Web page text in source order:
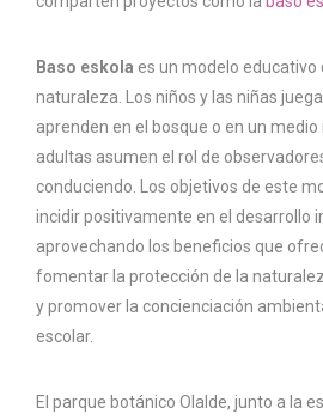
Baso eskola es un modelo educativo
naturaleza. Los niños y las niñas
aprenden en el bosque o en un
adultas asumen el rol de
conduciendo. Los objetivos de este
incidir positivamente en el desarrollo
aprovechando los beneficios que
fomentar la protección de la
y promover la concienciación
escolar.
El parque botánico Olalde, junto a la